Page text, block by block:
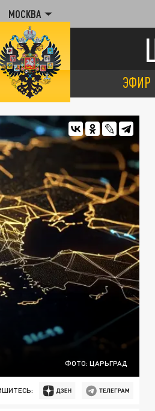
МОСКВА
ЭФИР
ФОТО: ЦАРЬГРАД